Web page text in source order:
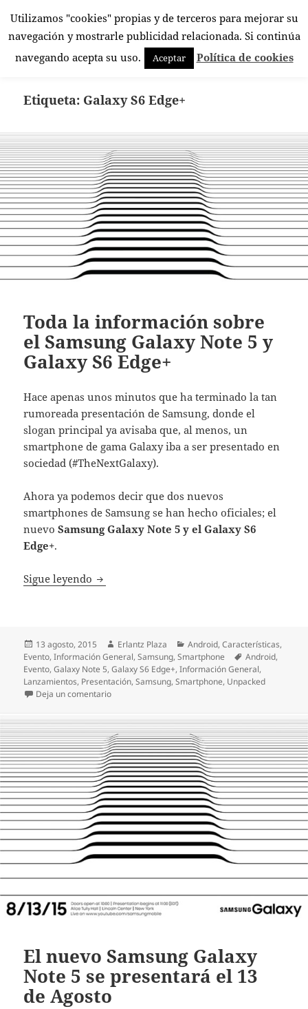
El Rincón Androide
MENÚ
Y
Etiqueta: Galaxy S6 Edge+
Toda la información sobre
el Samsung Galaxy Note 5 y
Galaxy S6 Edge+
Hace apenas unos minutos que ha terminado la tan
rumoreada presentación de Samsung, donde el
slogan principal ya avisaba que, al menos, un
smartphone de gama Galaxy iba a ser presentado en
sociedad (#TheNextGalaxy).
Ahora ya podemos decir que dos nuevos
smartphones de Samsung se han hecho oficiales; el
nuevoSamsung Galaxy Note 5 y el Galaxy S6
Edge+.
Sigue leyendo Toda la información sobre el Samsung
Publicado
el
13 agosto, 2015 Autor
Erlantz Plaza Categorías
Android,Características,
Evento,Información General,Samsung,Smartphone Etiquetas
Android,
Evento,Galaxy Note 5,Galaxy S6 Edge+,Información General,
Lanzamientos, Presentación,Samsung,Smartphone, Unpacked
Deja un comentarioen Toda la información sobre el Samsung Galaxy
El nuevo Samsung Galaxy
Note 5 se presentará el 13
de Agosto
Utilizamos "cookies" propias y de terceros para mejorar su
navegación y mostrarle publicidad relacionada. Si continúa
navegando acepta su uso.
Aceptar Política de cookies